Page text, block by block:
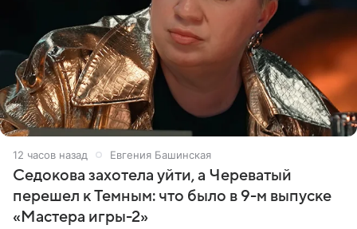
12 часов назад Евгения Башинская
Седокова захотела уйти, а Череватый
перешел к Темным: что было в 9-м выпуске
«Мастера игры-2»